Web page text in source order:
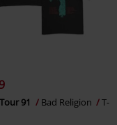
91 Bad Religion
T-